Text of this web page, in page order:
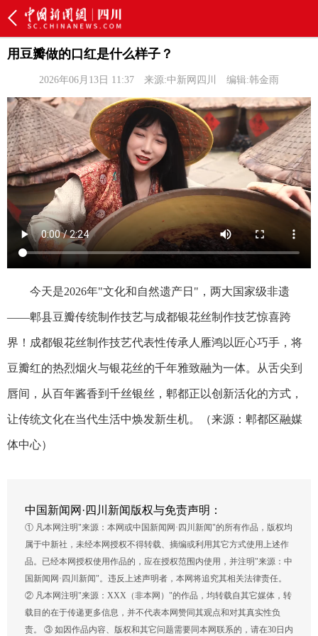
用豆瓣做的口红是什么样子？
2026年06月13日 11:37 来源:中新网四川 编辑:韩金雨
今天是2026年"文化和自然遗产日"，两大国家级非遗
——郫县豆瓣传统制作技艺与成都银花丝制作技艺惊喜跨
界！成都银花丝制作技艺代表性传承人雁鸿以匠心巧手，将
豆瓣红的热烈烟火与银花丝的千年雅致融为一体。从舌尖到
唇间，从百年酱香到千丝银丝，郫都正以创新活化的方式，
让传统文化在当代生活中焕发新生机。（来源：郫都区融媒
体中心）
中国新闻网·四川新闻版权与免责声明：
① 凡本网注明"来源：本网或中国新闻网·四川新闻"的所有作品，版权均
属于中新社，未经本网授权不得转载、摘编或利用其它方式使用上述作
品。已经本网授权使用作品的，应在授权范围内使用，并注明"来源：中
国新闻网·四川新闻"。违反上述声明者，本网将追究其相关法律责任。
② 凡本网注明"来源：XXX（非本网）"的作品，均转载自其它媒体，转
载目的在于传递更多信息，并不代表本网赞同其观点和对其真实性负
责。 ③ 如因作品内容、版权和其它问题需要同本网联系的，请在30日内